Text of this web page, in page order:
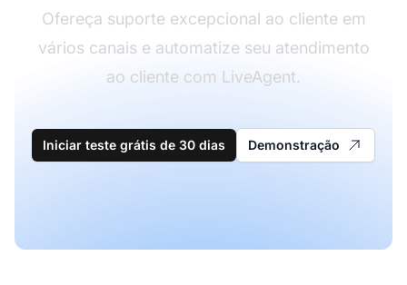
Ofereça suporte excepcional ao cliente em
vários canais e automatize seu atendimento
ao cliente com LiveAgent.
Iniciar teste grátis de 30 dias Demonstração